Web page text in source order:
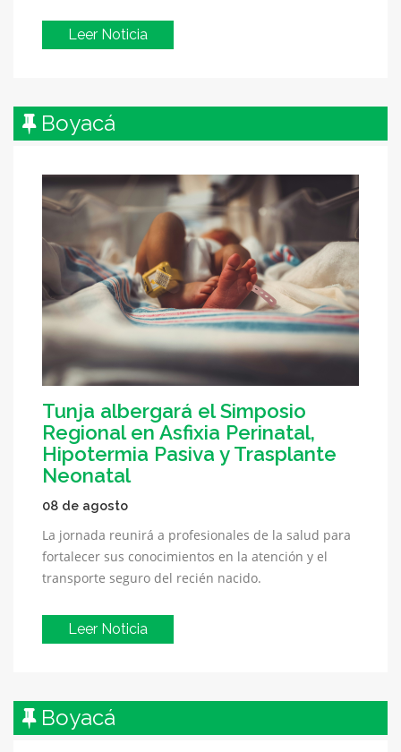
Leer Noticia
Boyacá
Tunja albergará el Simposio
Regional en Asfixia Perinatal,
Hipotermia Pasiva y Trasplante
Neonatal
08 de agosto
La jornada reunirá a profesionales de la salud para
fortalecer sus conocimientos en la atención y el
transporte seguro del recién nacido.
Leer Noticia
Boyacá